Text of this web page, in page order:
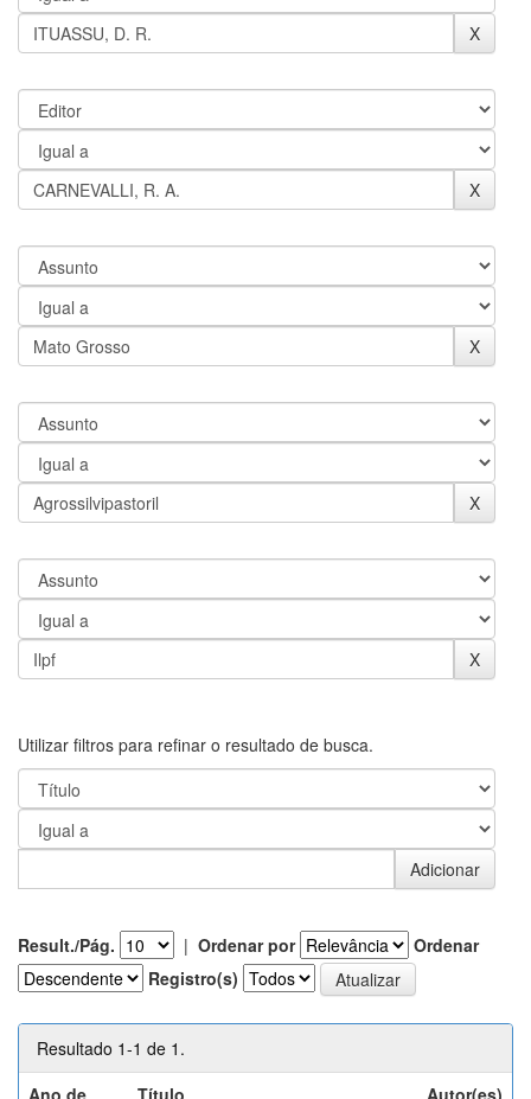
Utilizar filtros para refinar o resultado de busca.
Result./Pág. | Ordenar por
Ordenar
Registro(s)
Resultado 1-1 de 1.
Ano de
Título Autor(es)